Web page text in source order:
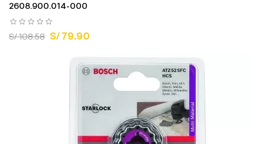
2608.900.014-000
S/ 108.58 S/ 79.90